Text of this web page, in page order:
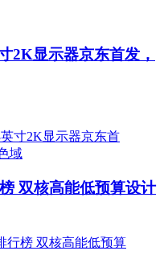
2K显示器京东首发，
双核高能低预算设计